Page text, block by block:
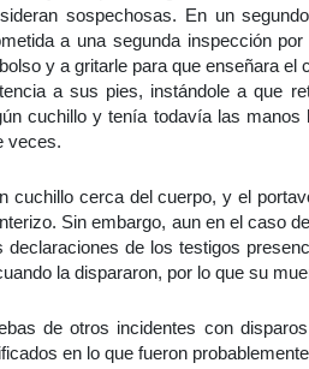
sospechosas. En un
a una segunda inspección
y a gritarle para que enseñara el
a sus pies, instándole a que
cuchillo y tenía todavía las manos
veces.
cuchillo cerca del cuerpo, y el
Sin embargo, aun en el caso
de los testigos
la dispararon, por lo que su
de otros incidentes con
en lo que fueron